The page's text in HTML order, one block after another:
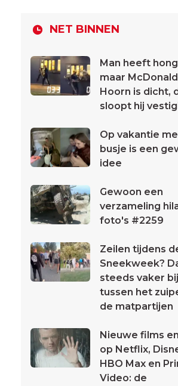
NET BINNEN
Man heeft
maar
Hoorn is dicht,
sloopt hij
Op vakantie
busje is een
idee
Gewoon een
verzameling
foto's #2259
Zeilen tijdens
Sneekweek?
steeds vaker
tussen het
de matpartijen
Nieuwe films
op Netflix,
HBO Max en
Video: de